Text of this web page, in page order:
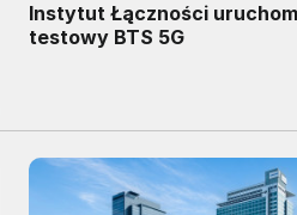
Instytut Łączności
testowy BTS 5G